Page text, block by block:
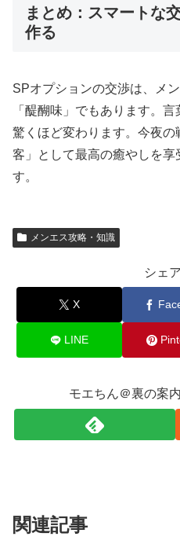
まとめ：スマートな
作る
SPオプションの交渉は、メ
「醍醐味」でもあります。
驚くほど変わります。今夜
客」として最高の癒やしを享
す。
メンエス攻略・知識
シェ
X
LINE
モエちん＠裏の案
関連記事